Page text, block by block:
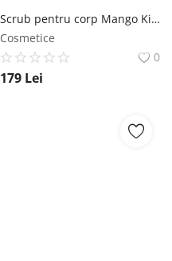
Scrub pentru corp Mango Kiwi SABON
Cosmetice
0
179 Lei